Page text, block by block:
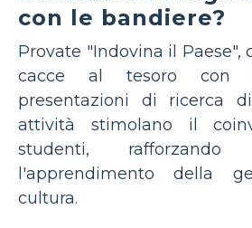
con le bandiere?
Provate "Indovina il Paese",
cacce al tesoro con
presentazioni di ricerca
attività stimolano il
studenti,
l'apprendimento della
cultura.